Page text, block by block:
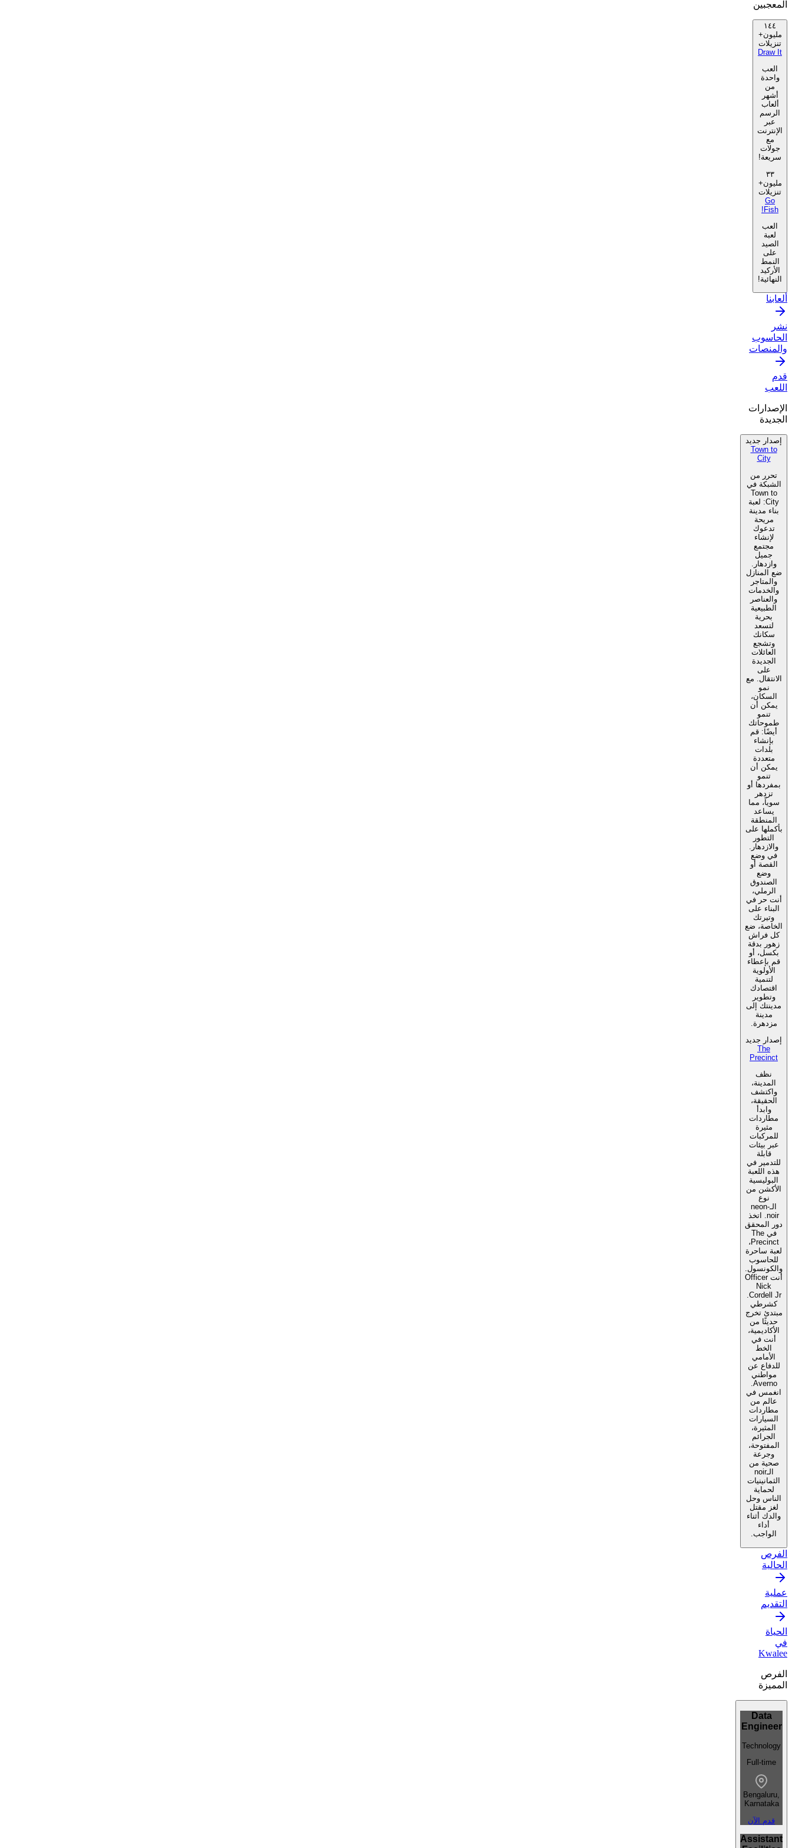
المعجبين
١٤٤
مليون+
تنزيلات
Draw It
العب
واحدة
من
أشهر
ألعاب
الرسم
عبر
الإنترنت
مع
جولات
سريعة!
٣٣
مليون+
تنزيلات
Go
Fish!
العب
لعبة
الصيد
على
النمط
الأركيد
النهائية!
ألعابنا
نشر
الحاسوب
والمنصات
قدم
اللعب
الإصدارات
الجديدة
إصدار جديد
Town to
City
تحرر من
الشبكة في
Town to
City: لعبة
بناء مدينة
مريحة
تدعوك
لإنشاء
مجتمع
جميل
وازدهار.
ضع المنازل
والمتاجر
والخدمات
والعناصر
الطبيعية
بحرية
لتسعد
سكانك
وتشجع
العائلات
الجديدة
على
الانتقال. مع
نمو
السكان،
يمكن أن
تنمو
طموحاتك
أيضًا: قم
بإنشاء
بلدات
متعددة
يمكن أن
تنمو
بمفردها أو
تزدهر
سوياً، مما
يساعد
المنطقة
بأكملها على
التطور
والازدهار.
في وضع
القصة أو
وضع
الصندوق
الرملي،
أنت حر في
البناء على
وتيرتك
الخاصة، ضع
كل فراش
زهور بدقة
بكسل، أو
قم بإعطاء
الأولوية
لتنمية
اقتصادك
وتطوير
مدينتك إلى
مدينة
مزدهرة.
إصدار جديد
The
Precinct
نظف
المدينة،
واكتشف
الحقيقة،
وابدأ
مطاردات
مثيرة
للمركبات
عبر بيئات
قابلة
للتدمير في
هذه اللعبة
البوليسية
الأكشن من
نوع
الـneon-
noir. اتخذ
دور المحقق
في The
Precinct،
لعبة ساحرة
للحاسوب
والكونسول.
أنت Officer
Nick
Cordell Jr.
كشرطي
مبتدئ تخرج
حديثًا من
الأكاديمية،
أنت في
الخط
الأمامي
للدفاع عن
مواطني
Averno.
انغمس في
عالم من
مطاردات
السيارات
المثيرة،
الجرائم
المفتوحة،
وجرعة
صحية من
الـnoir
الثمانينيات
لحماية
الناس وحل
لغز مقتل
والدك أثناء
أداء
الواجب.
الفرص
الحالية
عملية
التقديم
الحياة
في
Kwalee
الفرص
المميزة
Data
Engineer
Technology
Full-time
Bengaluru,
Karnataka
قدم الآن
Assistant